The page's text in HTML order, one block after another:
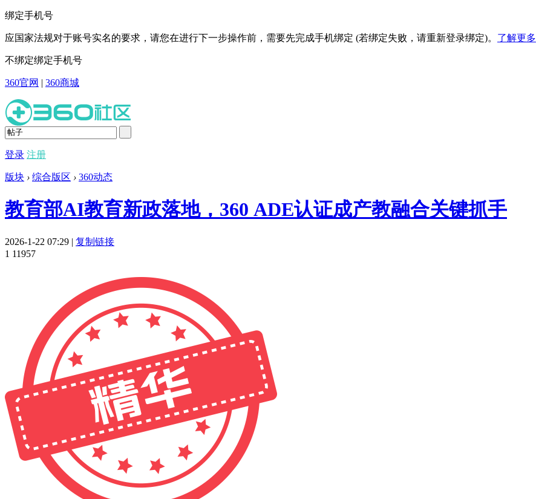
绑定手机号
应国家法规对于账号实名的要求，请您在进行下一步操作前，需要先完成手机绑定 (若绑定失败，请重新登录绑定)。 了解更多
不绑定绑定手机号
360官网 | 360商城
登录 注册
版块 › 综合版区 › 360动态
教育部AI教育新政落地，360 ADE认证成产教融合关键抓手
2026-1-22 07:29 | 复制链接
1 11957